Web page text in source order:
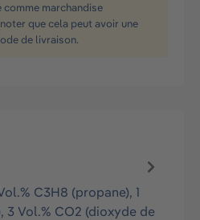
marchandise
que cela peut avoir une
de livraison.
C3H8 (propane), 1
3 Vol.% CO2 (dioxyde de